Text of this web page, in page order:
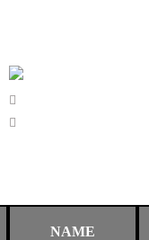
NAME